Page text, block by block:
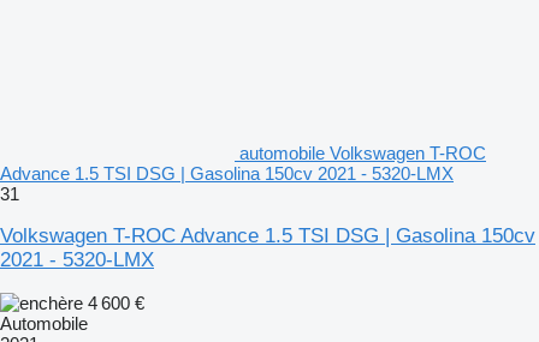
automobile Volkswagen T-ROC
Advance 1.5 TSI DSG | Gasolina 150cv 2021 - 5320-LMX
31
Volkswagen T-ROC Advance 1.5 TSI DSG | Gasolina 150cv
2021 - 5320-LMX
4 600 €
Automobile